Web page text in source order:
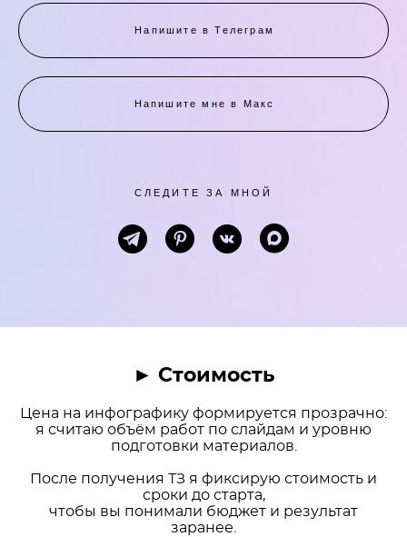
Напишите в Телеграм
Напишите мне в Макс
СЛЕДИТЕ ЗА МНОЙ
► Стоимость
Цена на инфографику формируется прозрачно:
я считаю объём работ по слайдам и уровню
подготовки материалов.
После получения ТЗ я фиксирую стоимость и
сроки до старта,
чтобы вы понимали бюджет и результат
заранее.